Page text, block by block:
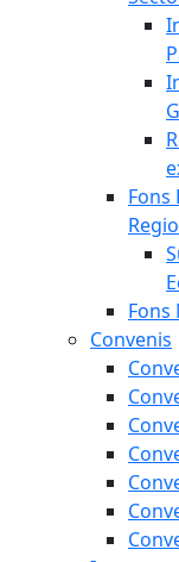
Fons
Fons
Convenis